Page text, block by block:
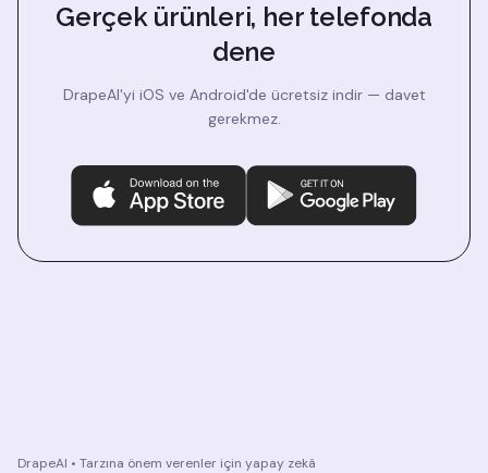
Gerçek ürünleri, her telefonda
dene
DrapeAI'yi iOS ve Android'de ücretsiz indir — davet
gerekmez.
DrapeAI • Tarzına önem verenler için yapay zekâ